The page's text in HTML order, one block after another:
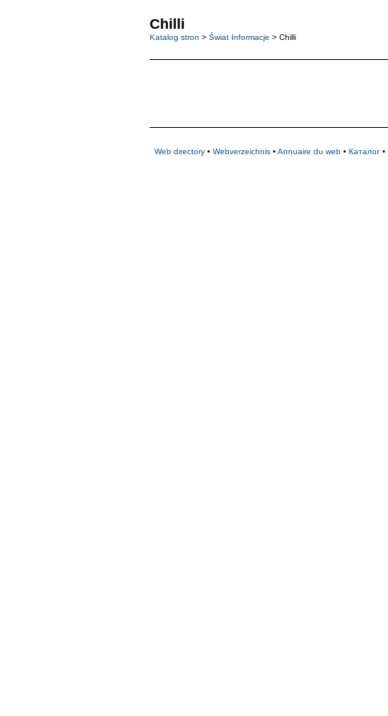
Chilli
Katalog stron > Świat Informacje > Chilli
Web directory • Webverzeichnis • Annuaire du web • Каталог •